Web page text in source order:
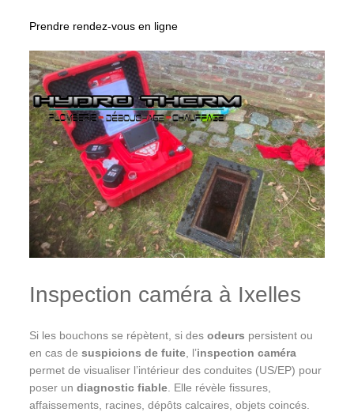
Prendre rendez-vous en ligne
Inspection caméra à Ixelles
Si les bouchons se répètent, si desodeurs persistent ou
en cas desuspicions de fuite , l’inspection caméra
permet de visualiser l’intérieur des conduites (US/EP) pour
poser undiagnostic fiable . Elle révèle fissures,
affaissements, racines, dépôts calcaires, objets coincés.